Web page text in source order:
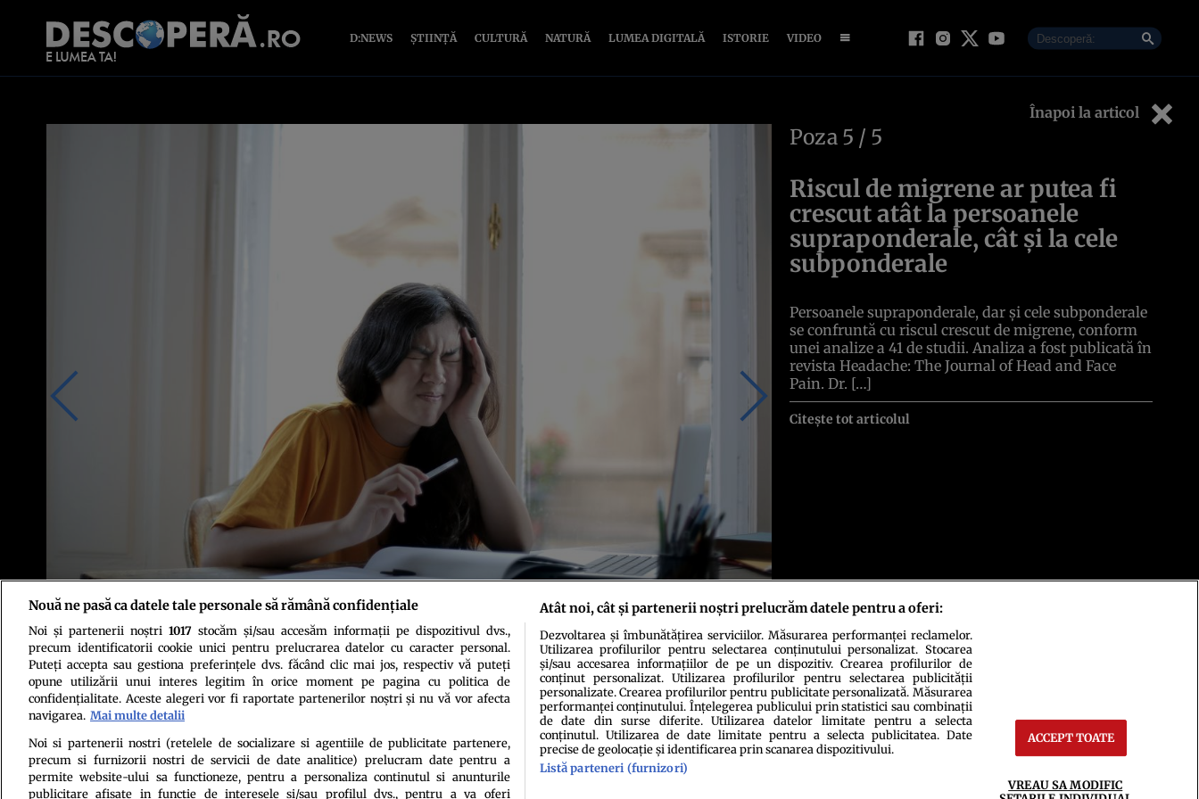
D:NEWS ȘTIINȚĂ CULTURĂ NATURĂ LUMEA DIGITALĂ ISTORIE VIDEO
Înapoi la articol
Foto: Pexels
Poza 5 / 5
Riscul de migrene ar putea fi
crescut atât la persoanele
supraponderale, cât și la cele
subponderale
Persoanele supraponderale, dar și cele subponderale
se confruntă cu riscul crescut de migrene, conform
unei analize a 41 de studii. Analiza a fost publicată în
revista Headache: The Journal of Head and Face
Pain. Dr. […]
Citește tot articolul
Politica de confidenţialitatePolitica de cookiesTermeni şi condiţiiEchipa redacțională
Nouă ne pasă ca datele tale personale să rămână confidențiale
Noi și partenerii noștri 1017stocăm și/sau accesăm informații pe dispozitivul dvs.,
precum identificatorii cookie unici pentru prelucrarea datelor cu caracter personal.
Puteți accepta sau gestiona preferințele dvs. făcând clic mai jos, respectiv vă puteți
opune utilizării unui interes legitim în orice moment pe pagina cu politica de
confidențialitate. Aceste alegeri vor fi raportate partenerilor noștri și nu vă vor afecta
navigarea. Mai multe detalii
Noi si partenerii nostri (retelele de socializare si agentiile de publicitate partenere,
precum si furnizorii nostri de servicii de date analitice) prelucram date pentru a
permite website-ului sa functioneze, pentru a personaliza continutul si anunturile
publicitare afisate in functie de interesele si/sau profilul dvs., pentru a va oferi
Atât noi, cât și partenerii noștri prelucrăm datele pentru a oferi:
Dezvoltarea și îmbunătățirea serviciilor. Măsurarea performanței reclamelor.
Utilizarea profilurilor pentru selectarea conținutului personalizat. Stocarea
și/sau accesarea informațiilor de pe un dispozitiv. Crearea profilurilor de
conținut personalizat. Utilizarea profilurilor pentru selectarea publicității
personalizate. Crearea profilurilor pentru publicitate personalizată. Măsurarea
performanței conținutului. Înțelegerea publicului prin statistici sau combinații
de date din surse diferite. Utilizarea datelor limitate pentru a selecta
conținutul. Utilizarea de date limitate pentru a selecta publicitatea. Date
precise de geolocație și identificarea prin scanarea dispozitivului.
Listă parteneri (furnizori)
ACCEPT TOATE
VREAU SA MODIFIC